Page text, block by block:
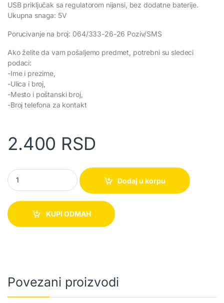
USB priključak sa regulatorom nijansi, bez dodatne baterije.
Ukupna snaga: 5V
Porucivanje na broj: 064/333-26-26 Poziv/SMS
Ako želite da vam pošaljemo predmet, potrebni su sledeci
podaci:
-Ime i prezime,
-Ulica i broj,
-Mesto i poštanski broj,
-Broj telefona za kontakt
2.400 RSD
Profesionalno LED Ring svetlo za slikanje i snimanje quantity
Dodaj u korpu
KUPI ODMAH
Povezani proizvodi